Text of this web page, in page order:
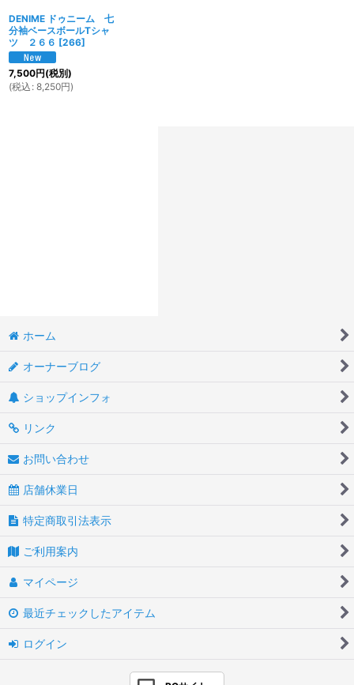
DENIME ドゥニーム 七
分袖ベースボールTシャ
ツ ２６６ [266]
7,500円(税別)
(税込 : 8,250円)
ホーム
オーナーブログ
ショップインフォ
リンク
お問い合わせ
店舗休業日
特定商取引法表示
ご利用案内
マイページ
最近チェックしたアイテム
ログイン